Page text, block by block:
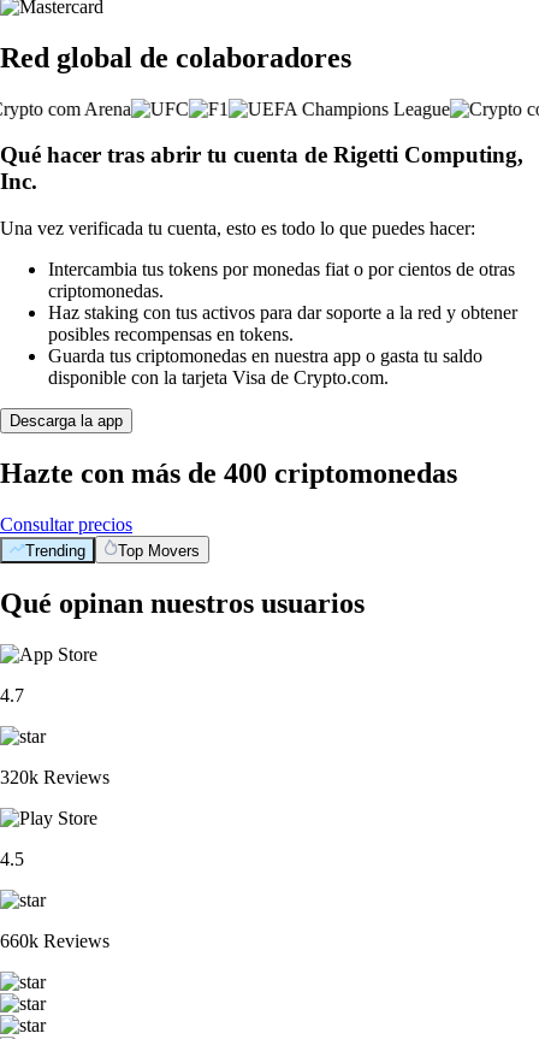
Red global de colaboradores
Qué hacer tras abrir tu cuenta de Rigetti Computing,
Inc.
Una vez verificada tu cuenta, esto es todo lo que puedes hacer:
Intercambia tus tokens por monedas fiat o por cientos de otras
criptomonedas.
Haz staking con tus activos para dar soporte a la red y obtener
posibles recompensas en tokens.
Guarda tus criptomonedas en nuestra app o gasta tu saldo
disponible con la tarjeta Visa de Crypto.com.
Descarga la app
Hazte con más de 400 criptomonedas
Consultar precios
Trending Top Movers
Qué opinan nuestros usuarios
4.7
320k Reviews
4.5
660k Reviews